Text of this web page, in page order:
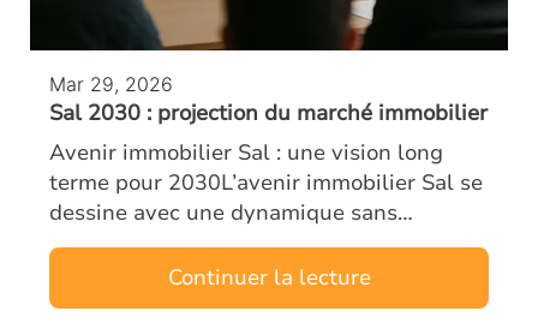
Mar 29, 2026
Sal 2030 : projection du marché immobilier
Avenir immobilier Sal : une vision long
terme pour 2030L’avenir immobilier Sal se
dessine avec une dynamique sans
précédent. Dès aujourd’hui, investisseurs
et analystes observent une transformation
pr…
Continuer la lecture